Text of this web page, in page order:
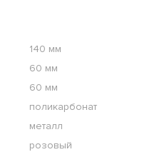
140 мм
60 мм
60 мм
поликарбонат
металл
розовый